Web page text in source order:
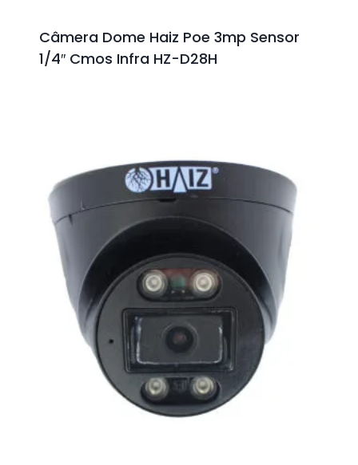
Câmera Dome Haiz Poe 3mp Sensor
1/4″ Cmos Infra HZ-D28H